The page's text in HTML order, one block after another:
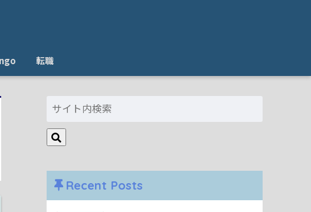
転職
Recent Posts